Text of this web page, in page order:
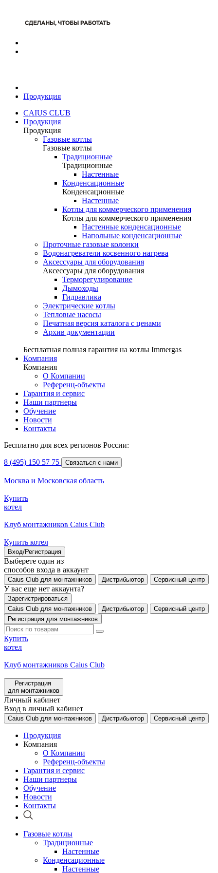
Продукция
CAIUS CLUB
Продукция
Продукция
Газовые котлы
Газовые котлы
Традиционные
Традиционные
Настенные
Конденсационные
Конденсационные
Настенные
Котлы для коммерческого применения
Котлы для коммерческого применения
Настенные конденсационные
Напольные конденсационные
Проточные газовые колонки
Водонагреватели косвенного нагрева
Аксессуары для оборудования
Аксессуары для оборудования
Терморегулирование
Дымоходы
Гидравлика
Электрические котлы
Тепловые насосы
Печатная версия каталога с ценами
Архив документации
Бесплатная полная гарантия на котлы Immergas
Компания
Компания
О Компании
Референц-объекты
Гарантия и сервис
Наши партнеры
Обучение
Новости
Контакты
Бесплатно для всех регионов России:
8 (495) 150 57 75 Связаться с нами
Москва и Московская область
Купить
котел
Клуб монтажников Caius Club
Купить котел
Вход/Регистрация
Выберете один из
способов входа в аккаунт
Caius Club для монтажников Дистрибьютор Сервисный центр
У вас еще нет аккаунта?
Зарегистрироваться
Caius Club для монтажников
Дистрибьютор
Сервисный центр
Регистрация для монтажников
Купить
котел
Клуб монтажников Caius Club
Регистрация
для монтажников
Личный кабинет
Вход в личный кабинет
Caius Club для монтажников Дистрибьютор Сервисный центр
Продукция
Компания
О Компании
Референц-объекты
Гарантия и сервис
Наши партнеры
Обучение
Новости
Контакты
Газовые котлы
Традиционные
Настенные
Конденсационные
Настенные